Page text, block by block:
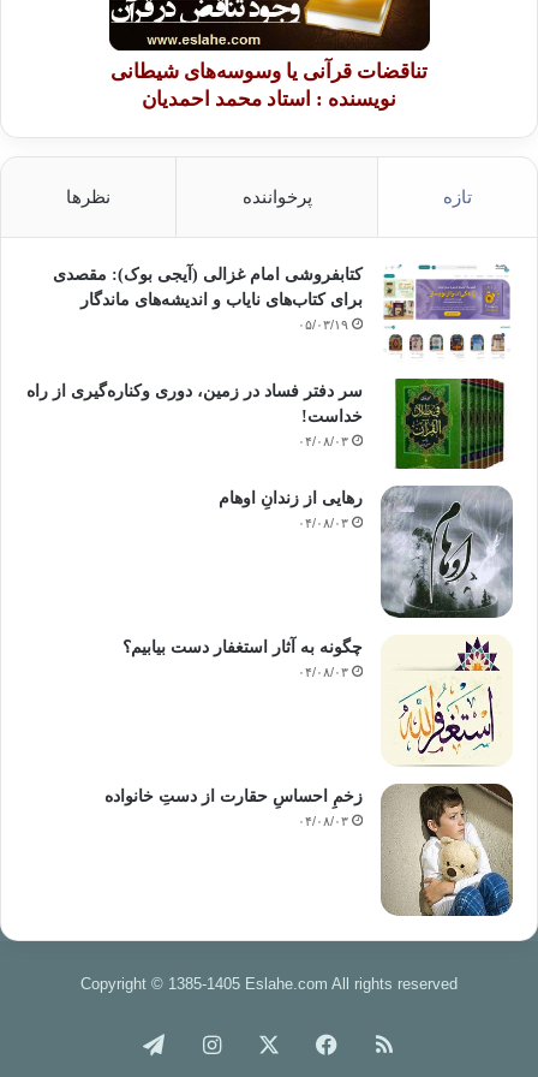
را به آن بازگرداند. خداوند روح بزرگش را در جوار رحمتش جای دهد و
شهادتش را بپذیرد و او را در اعلی علیین با انبیا و صدیقین و شهداء
تفکر امام البنا شخصیت حسن البنا
تناقضات قرآنی یا وسوسه‌های شیطانی
نویسنده : استاد محمد احمدیان
تازه پرخواننده نظرها
کتابفروشی امام غزالی (آیجی بوک): مقصدی
برای کتاب‌های نایاب و اندیشه‌های ماندگار
۰۵/۰۳/۱۹
سر دفتر فساد در زمین‌، دوری وکناره‌گیری از راه
خداست‌!
۰۴/۰۸/۰۳
رهایی از زندانِ اوهام
۰۴/۰۸/۰۳
چگونه به آثار استغفار دست بیابیم؟
۰۴/۰۸/۰۳
زخمِ احساسِ حقارت از دستِ خانواده
۰۴/۰۸/۰۳
Copyright © 1385-1405 Eslahe.com All rights reserved
خوراک فیس اینستاگرام